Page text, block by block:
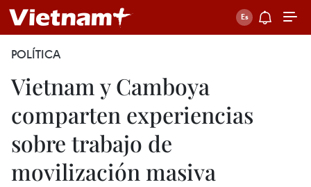
POLÍTICA
Vietnam y Camboya
comparten experiencias
sobre trabajo de
movilización masiva